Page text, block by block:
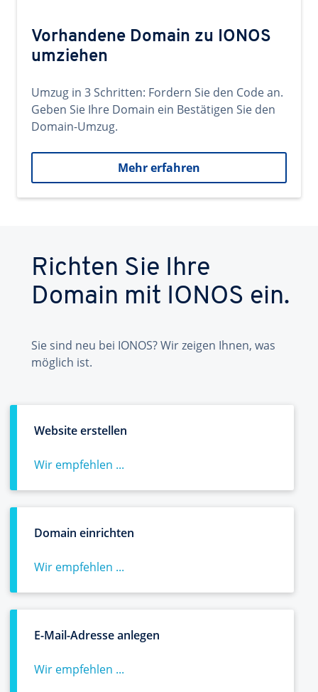
Vorhandene Domain zu IONOS
umziehen
Umzug in 3 Schritten: Fordern Sie den Code an.
Geben Sie Ihre Domain ein Bestätigen Sie den
Domain-Umzug.
Mehr erfahren
Richten Sie Ihre
Domain mit IONOS ein.
Sie sind neu bei IONOS? Wir zeigen Ihnen, was
möglich ist.
Website erstellen
Wir empfehlen ...
Domain einrichten
Wir empfehlen ...
E-Mail-Adresse anlegen
Wir empfehlen ...